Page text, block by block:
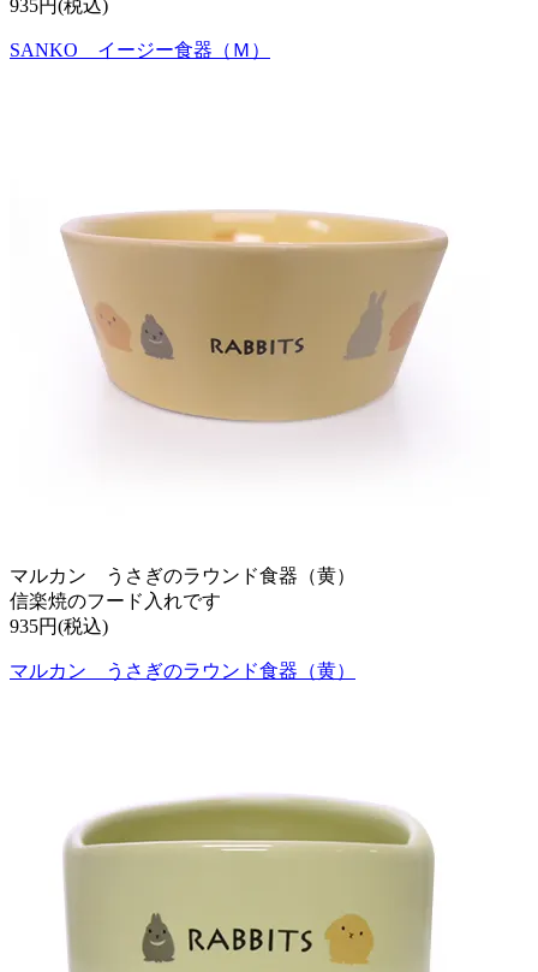
935円(税込)
SANKO イージー食器（Ｍ）
マルカン うさぎのラウンド食器（黄）
信楽焼のフード入れです
935円(税込)
マルカン うさぎのラウンド食器（黄）